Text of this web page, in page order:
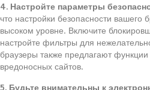
4. Настройте параметры
что настройки безопасности вашего
высоком уровне. Включите
настройте фильтры для
браузеры также предлагают
вредоносных сайтов.
5. Будьте внимательны к